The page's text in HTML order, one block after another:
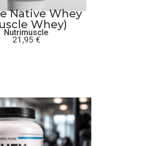
Native Whey
Whey)
Nutrimuscle
21,95 €